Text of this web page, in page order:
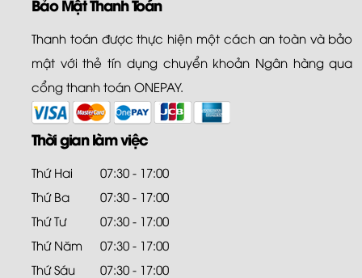
Bảo Mật Thanh Toán
Thanh toán được thực hiện một cách an toàn và bảo
mật với thẻ tín dụng chuyển khoản Ngân hàng qua
cổng thanh toán ONEPAY.
Thời gian làm việc
Thứ Hai
07:30 - 17:00
Thứ Ba
07:30 - 17:00
Thứ Tư
07:30 - 17:00
Thứ Năm
07:30 - 17:00
Thứ Sáu
07:30 - 17:00